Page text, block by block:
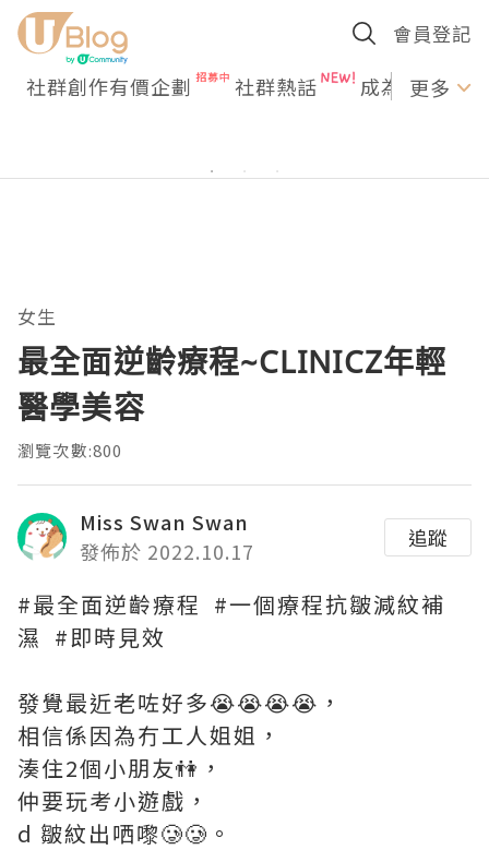
會員登記
社群創作有價企劃 社群熱話 成為U更多
女生
最全面逆齡療程~CLINICZ年輕
醫學美容
瀏覽次數:800
Miss Swan Swan
發佈於 2022.10.17
追蹤
#最全面逆齡療程 #一個療程抗皺減紋補
濕 #即時見效
發覺最近老咗好多😭😭😭😭，
相信係因為冇工人姐姐，
湊住2個小朋友👫，
仲要玩考小遊戲，
d 皺紋出哂嚟🥲🥲。